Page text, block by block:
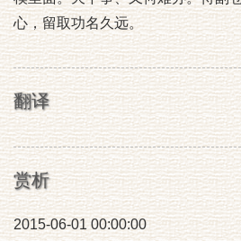
心，留取功名久远。
翻译
赏析
2015-06-01 00:00:00